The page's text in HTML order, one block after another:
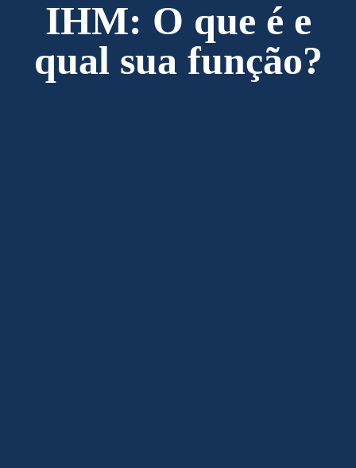
IHM: O que é e
qual sua função?